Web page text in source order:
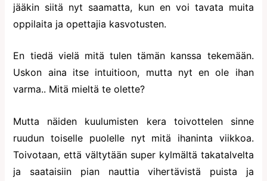
jääkin siitä nyt saamatta, kun en voi tavata muita
oppilaita ja opettajia kasvotusten.
En tiedä vielä mitä tulen tämän kanssa tekemään.
Uskon aina itse intuitioon, mutta nyt en ole ihan
varma.. Mitä mieltä te olette?
Mutta näiden kuulumisten kera toivottelen sinne
ruudun toiselle puolelle nyt mitä ihaninta viikkoa.
Toivotaan, että vältytään super kylmältä takatalvelta
ja saataisiin pian nauttia vihertävistä puista ja